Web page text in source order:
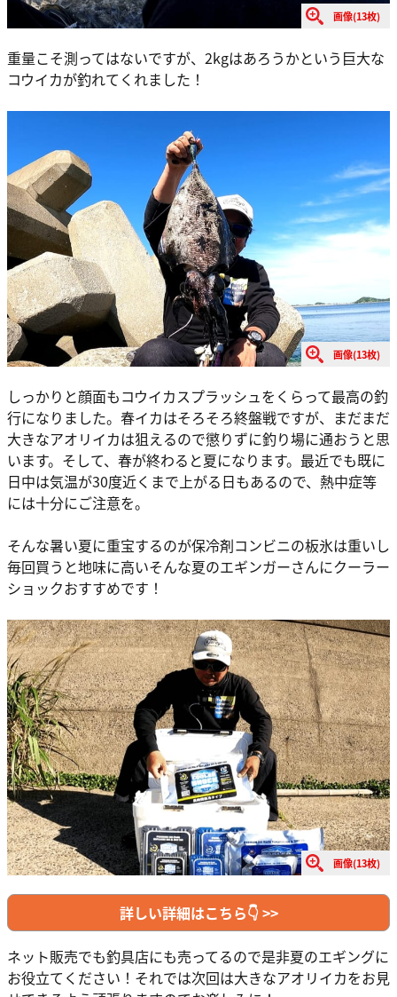
画像(13枚)
重量こそ測ってはないですが、2kgはあろうかという巨大な
コウイカが釣れてくれました！
画像(13枚)
しっかりと顔面もコウイカスプラッシュをくらって最高の釣
行になりました。春イカはそろそろ終盤戦ですが、まだまだ
大きなアオリイカは狙えるので懲りずに釣り場に通おうと思
います。そして、春が終わると夏になります。最近でも既に
日中は気温が30度近くまで上がる日もあるので、熱中症等
には十分にご注意を。
そんな暑い夏に重宝するのが保冷剤コンビニの板氷は重いし
毎回買うと地味に高いそんな夏のエギンガーさんにクーラー
ショックおすすめです！
画像(13枚)
詳しい詳細はこちら👇 >>
ネット販売でも釣具店にも売ってるので是非夏のエギングに
お役立てください！それでは次回は大きなアオリイカをお見